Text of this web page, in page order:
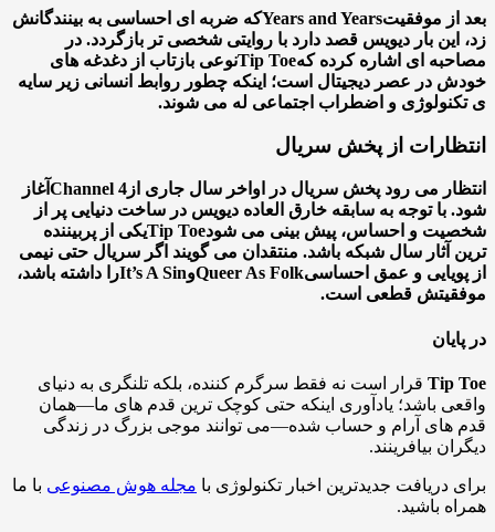
از موفقیتYears and Yearsکه ضربه ای احساسی به بینندگانش
بار دیویس قصد دارد با روایتی شخصی تر بازگردد. در
ای اشاره کرده کهTip Toeنوعی بازتاب از دغدغه های
در عصر دیجیتال است؛ اینکه چطور روابط انسانی زیر سایه
و اضطراب اجتماعی له می شوند.
از پخش سریال
می رود پخش سریال در اواخر سال جاری از Channel 4آغاز
با توجه به سابقه خارق العاده دیویس در ساخت دنیایی پر از
و احساس، پیش بینی می شود Tip Toeیکی از پربیننده
آثار سال شبکه باشد. منتقدان می گویند اگر سریال حتی نیمی
و عمق احساسیQueer As FolkوIt’s A Sinرا داشته باشد،
قطعی است.
Tipقرار است نه فقط سرگرم کننده، بلکه تلنگری به دنیای
باشد؛ یادآوری اینکه حتی کوچک ترین قدم های ما—همان
های آرام و حساب شده—می توانند موجی بزرگ در زندگی
بیافرینند.
دریافت جدیدترین اخبار تکنولوژی با مجله هوش مصنوعیبا ما
باشید.